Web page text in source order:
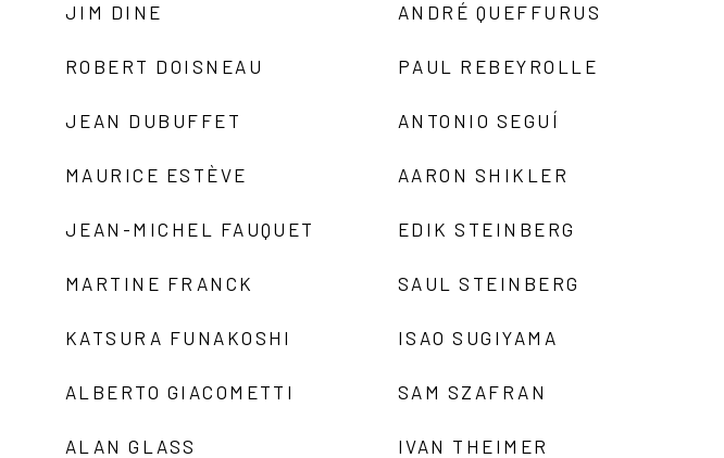
JIM DINE
ROBERT DOISNEAU
JEAN DUBUFFET
MAURICE ESTÈVE
JEAN-MICHEL FAUQUET
MARTINE FRANCK
KATSURA FUNAKOSHI
ALBERTO GIACOMETTI
ALAN GLASS
ANDRÉ QUEFFURUS
PAUL REBEYROLLE
ANTONIO SEGUÍ
AARON SHIKLER
EDIK STEINBERG
SAUL STEINBERG
ISAO SUGIYAMA
SAM SZAFRAN
IVAN THEIMER